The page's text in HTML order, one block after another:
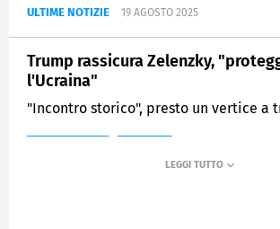
ULTIME NOTIZIE 19 AGOSTO 2025
Trump rassicura Zelenzky,
l'Ucraina"
"Incontro storico", presto un vertice a